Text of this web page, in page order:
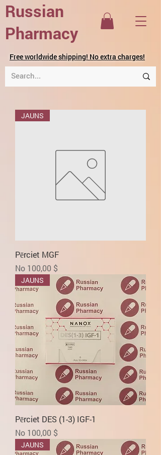
Russian
Pharmacy
Free worldwide shipping! No extra charges!
JAUNS
Pērciet MGF
No 100,00 $
Izpārdošanas cena
JAUNS
Pērciet DES (1-3) IGF-1
No 100,00 $
Izpārdošanas cena
JAUNS